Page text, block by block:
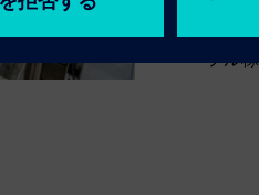
に、
フル